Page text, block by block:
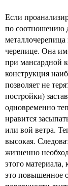
Если
по соотношению
черепице. Она
при мансардной
конструкция
позволяет не
постройки)
одновременно
нравится
или вой ветра.
высокая.
жизненно
этого материала,
это повышенное